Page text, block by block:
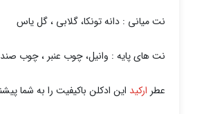
نت میانی : دانه تونکا، گلابی ، گل یاس
نت های پایه : وانیل، چوب عنبر ، چوب
عطر ارکید این ادکلن باکیفیت را به شما